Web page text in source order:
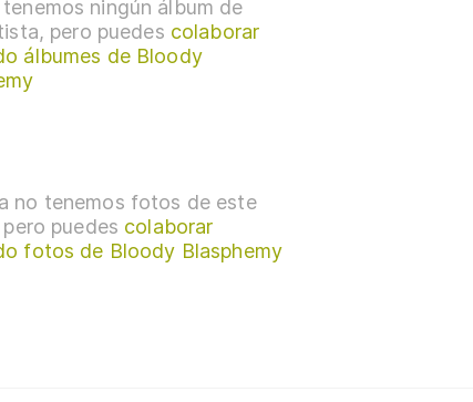
ningún álbum de
pero puedes colaborar
álbumes de Bloody
no tenemos fotos de este
puedes colaborar
fotos de Bloody Blasphemy